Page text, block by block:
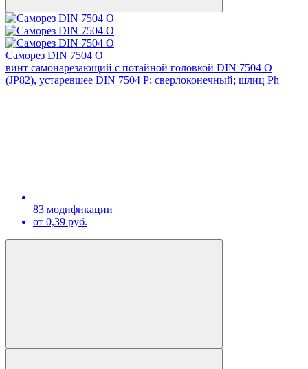
Саморез DIN 7504 O
винт самонарезающий с потайной головкой DIN 7504 О
(JP82), устаревшее DIN 7504 P; сверлоконечный; шлиц Ph
83 модификации
от 0,39 руб.